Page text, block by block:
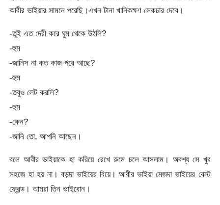
আবীর ভাইয়ার সামনে পরেছি।এখন টানা খানিকক্ষণ লেকচার দেবে।
-তুই এত দেরী করে ঘুম থেকে উঠলি?
-হুম
-জানিস না কত কাজ পরে আছে?
-হুম
-তবুও লেট করলি?
-হুম
-কেন?
-জানি তো, আপনি আছেন।
বলে আবীর ভাইয়াকে হা করিয়ে রেখে রুমে চলে আসলাম। অবশ্য সে খুব
সহজে হা হয় না। বড়দা ভাইয়ের বিয়ে। আবীর ভাইয়া মেজদা ভাইয়ের বেস্ট
ফ্রেন্ড। আমরা তিন ভাইবোন।